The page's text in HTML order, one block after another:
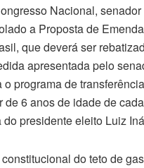
Nacional,
a Proposta de
que deverá ser
apresentada pelo
programa de
de 6 anos de idade de
presidente eleito Luiz
do teto de